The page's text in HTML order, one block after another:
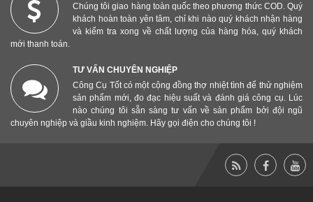
Chúng tôi giao hàng toàn quốc theo phương thức COD. Quý
khách hoàn toàn yên tâm, chỉ khi nào quý khách nhận hàng
và kiểm tra xong về chất lượng của hàng hóa, quý khách
mới thanh toán.
TƯ VẤN CHUYÊN NGHIỆP
Công Cụ Tốt có một cộng đồng thợ nhiệt tình để thử nghiệm
sản phẩm mới, đo đạc hiệu suất và đánh giá công cụ. Lúc
nào chúng tôi sẵn sàng tư vấn về sản phẩm bởi đội ngũ
chuyên nghiệp và giầu kinh nghiệm. Hãy gọi điện cho chúng tôi !